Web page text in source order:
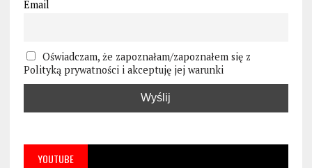
Email
Oświadczam, że zapoznałam/zapoznałem się z
Polityką prywatności i akceptuję jej warunki
YOUTUBE